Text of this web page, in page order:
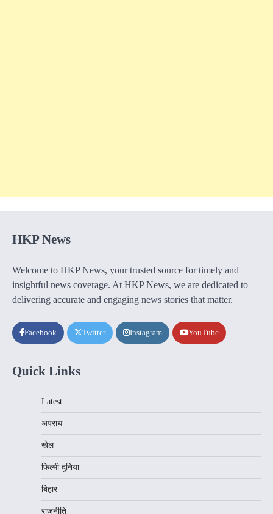
HKP News
Welcome to HKP News, your trusted source for timely and
insightful news coverage. At HKP News, we are dedicated to
delivering accurate and engaging news stories that matter.
Facebook Twitter Instagram YouTube
Quick Links
Latest
अपराध
खेल
फिल्मी दुनिया
बिहार
राजनीति